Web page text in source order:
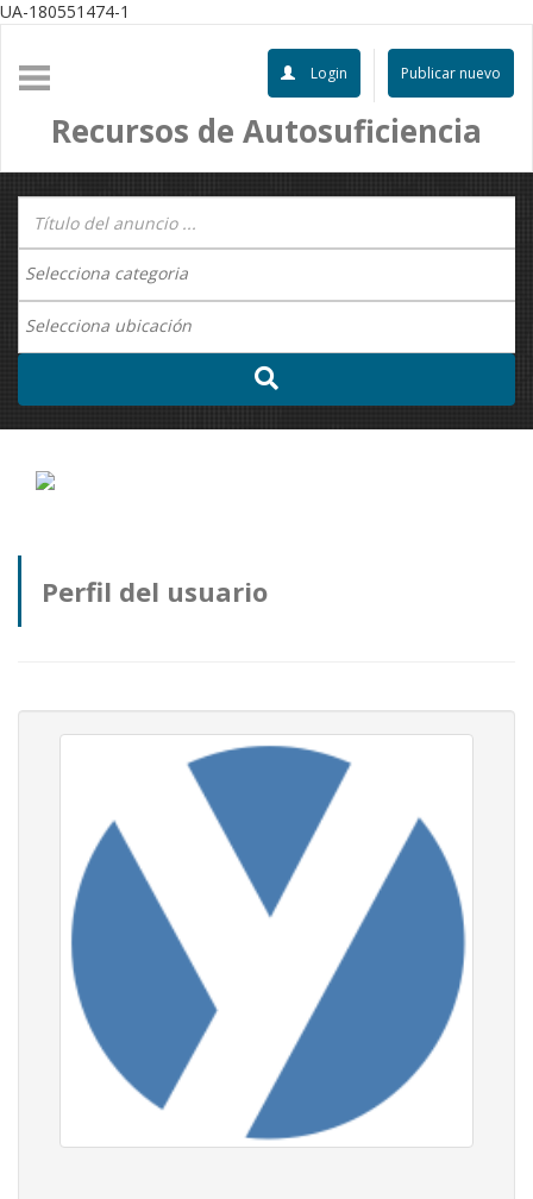
UA-180551474-1
Publicar nuevo
Login
Recursos de Autosuficiencia
Perfil del usuario